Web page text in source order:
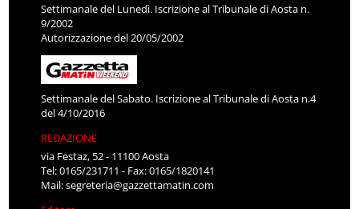
Settimanale del Lunedì. Iscrizione al Tribunale di Aosta n.
9/2002
Autorizzazione del 20/05/2002
Settimanale del Sabato. Iscrizione al Tribunale di Aosta n.4
del 4/10/2016
REDAZIONE
via Festaz, 52 - 11100 Aosta
Tel: 0165/231711 - Fax: 0165/1820141
Mail:segreteria@gazzettamatin.com